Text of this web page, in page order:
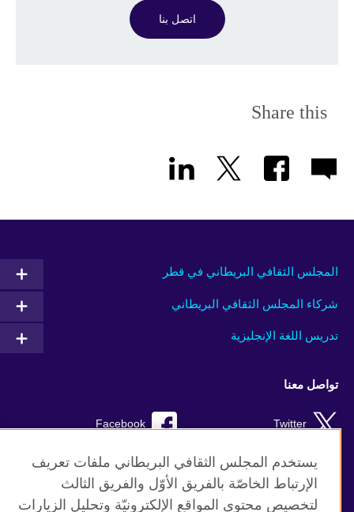
اتصل بنا
Share this
المجلس الثقافي البريطاني في قطر
شركاء المجلس الثقافي البريطاني
تدريس اللغة الإنجليزية
تواصل معنا
Facebook Twitter
Instagram RSS
TikTok
يستخدم المجلس الثقافي البريطاني ملفات تعريف
الإرتباط الخاصّة بالفريق الأوّل والفريق الثالث
لتخصيص محتوى المواقع الإلكترونيّة وتحليل الزيارات